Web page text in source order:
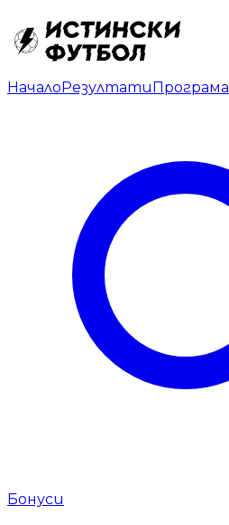
НачалоРезултатиПрограма
Бонуси